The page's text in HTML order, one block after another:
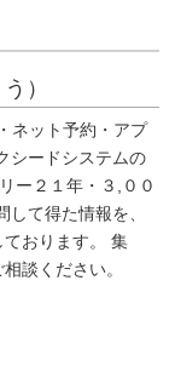
）
ネット予約・アプ
シードシステムの
ー２１年・３,００
して得た情報を、
おります。 集
談ください。